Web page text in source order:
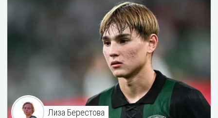
Лиза Берестова